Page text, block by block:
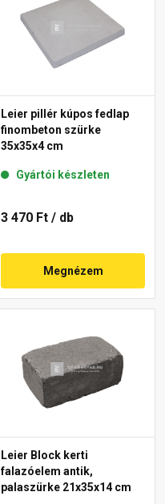
Leier pillér kúpos fedlap
finombeton szürke
35x35x4 cm
Gyártói készleten
3 470 Ft / db
Megnézem
Leier Block kerti
falazóelem antik,
palaszürke 21x35x14 cm